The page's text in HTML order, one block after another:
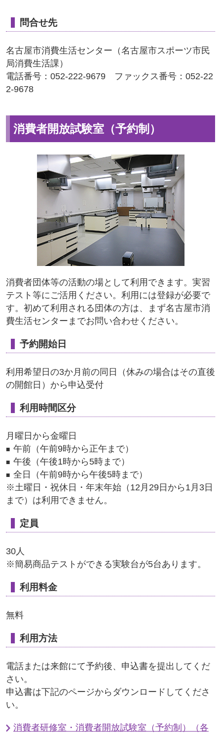
問合せ先
名古屋市消費生活センター（名古屋市スポーツ市民
局消費生活課）
電話番号：052-222-9679 ファックス番号：052-22
2-9678
消費者開放試験室（予約制）
消費者団体等の活動の場として利用できます。実習
テスト等にご活用ください。利用には登録が必要で
す。初めて利用される団体の方は、まず名古屋市消
費生活センターまでお問い合わせください。
予約開始日
利用希望日の3か月前の同日（休みの場合はその直後
の開館日）から申込受付
利用時間区分
月曜日から金曜日
午前（午前9時から正午まで）
午後（午後1時から5時まで）
全日（午前9時から午後5時まで）
※土曜日・祝休日・年末年始（12月29日から1月3日
まで）は利用できません。
定員
30人
※簡易商品テストができる実験台が5台あります。
利用料金
無料
利用方法
電話または来館にて予約後、申込書を提出してくだ
さい。
申込書は下記のページからダウンロードしてくださ
い。
消費者研修室・消費者開放試験室（予約制）（各